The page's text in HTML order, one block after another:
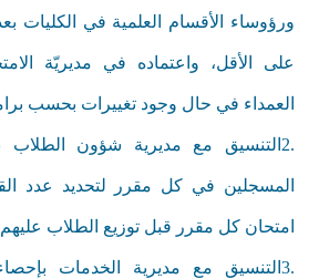
ورؤوساء الأقسام العلمية في الكليات
على الأقل، واعتماده في مديريّة
العمداء في حال وجود تغييرات بحسب
2. التنسيق مع مديرية شؤون الطلاب
المسجلين في كل مقرر لتحديد عدد
امتحان كل مقرر قبل توزيع الطلاب عليهم
3. التنسيق مع مديرية الخدمات بإحصاء